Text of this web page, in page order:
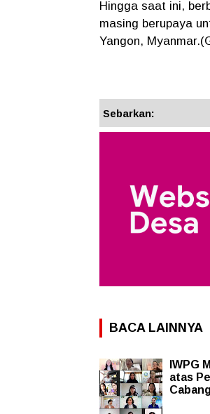
Hingga saat ini,
masing berupaya
Yangon,
Sebarkan:
BACA LAINNYA
IWPG
atas